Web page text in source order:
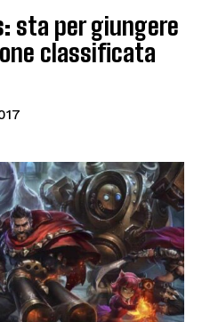
sta per giungere
classificata